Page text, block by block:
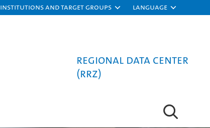
Institutions and target groups Language
Regional Data Center
(RRZ)